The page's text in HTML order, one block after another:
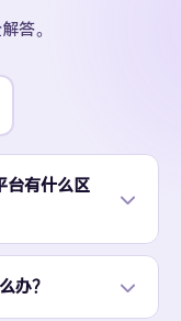
答。
台有什么区
办？